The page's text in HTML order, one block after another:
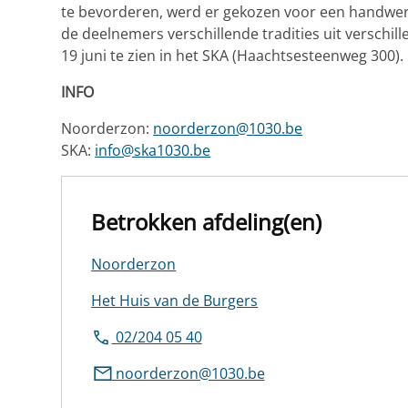
te bevorderen, werd er gekozen voor een
de deelnemers verschillende tradities uit
19 juni te zien in het SKA (Haachtsesteenweg 300).
INFO
Noorderzon: noorderzon@1030.be
SKA: info@ska1030.be
Betrokken afdeling(en)
Noorderzon
Het Huis van de Burgers
02/204 05 40
noorderzon@1030.be